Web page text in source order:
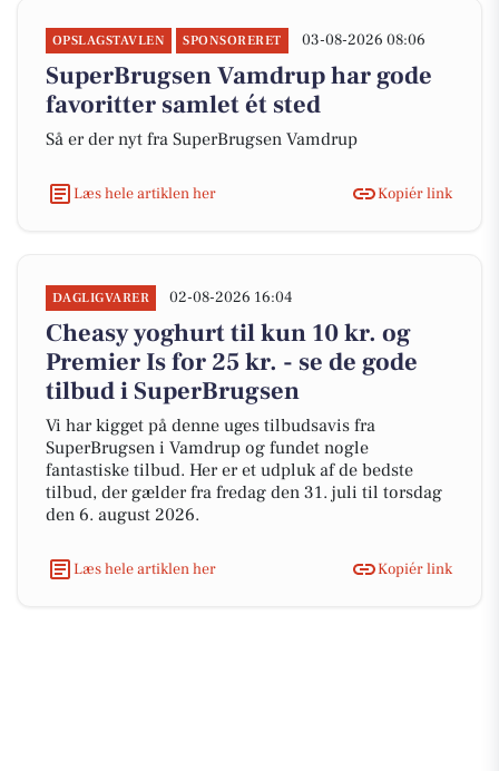
OPSLAGSTAVLEN SPONSORERET 03-08-2026 08:06
SuperBrugsen Vamdrup har gode
favoritter samlet ét sted
Så er der nyt fra SuperBrugsen Vamdrup
Læs hele artiklen her Kopiér link
DAGLIGVARER 02-08-2026 16:04
Cheasy yoghurt til kun 10 kr. og
Premier Is for 25 kr. - se de gode
tilbud i SuperBrugsen
Vi har kigget på denne uges tilbudsavis fra
SuperBrugsen i Vamdrup og fundet nogle
fantastiske tilbud. Her er et udpluk af de bedste
tilbud, der gælder fra fredag den 31. juli til torsdag
den 6. august 2026.
Læs hele artiklen her Kopiér link